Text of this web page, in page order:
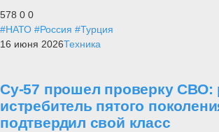
578 0 0
#НАТО #Россия #Турция
16 июня 2026Техника
Су-57 прошел проверку СВО:
истребитель пятого
подтвердил свой класс